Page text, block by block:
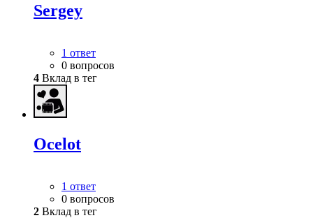
Sergey
1 ответ
0 вопросов
4 Вклад в тег
Ocelot
1 ответ
0 вопросов
2 Вклад в тег